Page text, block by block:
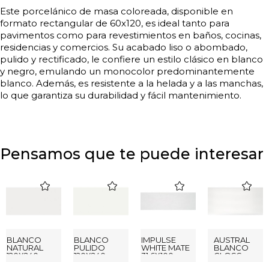
Este porcelánico de masa coloreada, disponible en
formato rectangular de 60x120, es ideal tanto para
pavimentos como para revestimientos en baños, cocinas,
residencias y comercios. Su acabado liso o abombado,
pulido y rectificado, le confiere un estilo clásico en blanco
y negro, emulando un monocolor predominantemente
blanco. Además, es resistente a la helada y a las manchas,
lo que garantiza su durabilidad y fácil mantenimiento.
Pensamos que te puede interesar
BLANCO
NATURAL
120X240
BLANCO
PULIDO
120X240
IMPULSE
WHITE MATE
31,6X100
AUSTRAL
BLANCO
GLOSS
favorite